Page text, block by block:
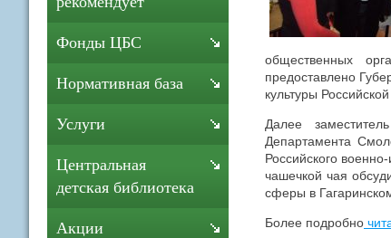
общественных
предоставлено
культуры
Далее
Департамента
Российского
чашечкой чая
сферы в
Более подробно
Фонды ЦБС
Нормативная база
Услуги
Центральная
детская библиотека
Акции